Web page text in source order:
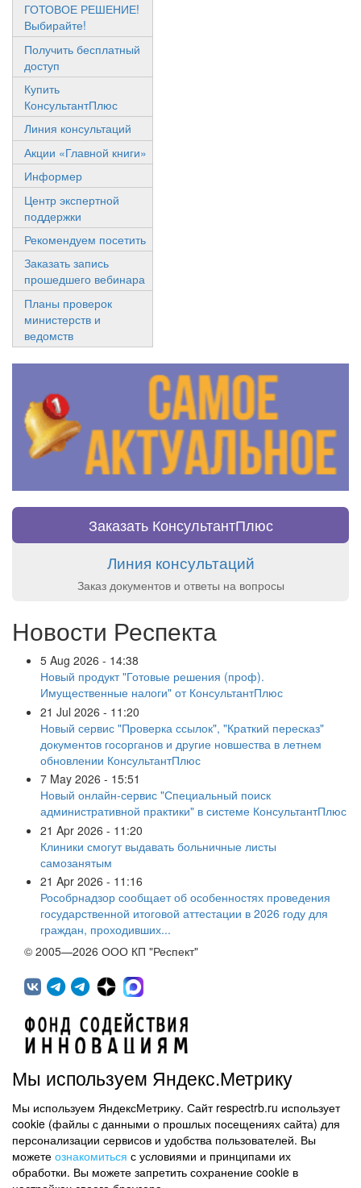
ГОТОВОЕ РЕШЕНИЕ!
Выбирайте!
Получить бесплатный
доступ
Купить
КонсультантПлюс
Линия консультаций
Акции «Главной книги»
Информер
Центр экспертной
поддержки
Рекомендуем посетить
Заказать запись
прошедшего вебинара
Планы проверок
министерств и
ведомств
Заказать КонсультантПлюс
Линия консультаций
Заказ документов и ответы на вопросы
Новости Респекта
5 Aug 2026 - 14:38
Новый продукт "Готовые решения (проф).
Имущественные налоги" от КонсультантПлюс
21 Jul 2026 - 11:20
Новый сервис "Проверка ссылок", "Краткий пересказ"
документов госорганов и другие новшества в летнем
обновлении КонсультантПлюс
7 May 2026 - 15:51
Новый онлайн-сервис "Специальный поиск
административной практики" в системе КонсультантПлюс
21 Apr 2026 - 11:20
Клиники смогут выдавать больничные листы
самозанятым
21 Apr 2026 - 11:16
Рособрнадзор сообщает об особенностях проведения
государственной итоговой аттестации в 2026 году для
граждан, проходивших...
© 2005—2026 ООО КП "Респект"
450071, г.Уфа, ул. 50 лет СССР, д.48 корп.1, офис 307
(347) 291 20 70
Контактная информация
Карта сайта
Мы используем Яндекс.Метрику
Мы используем ЯндексМетрику. Сайт respectrb.ru использует
cookie (файлы с данными о прошлых посещениях сайта) для
персонализации сервисов и удобства пользователей. Вы
можете ознакомиться с условиями и принципами их
обработки. Вы можете запретить сохранение cookie в